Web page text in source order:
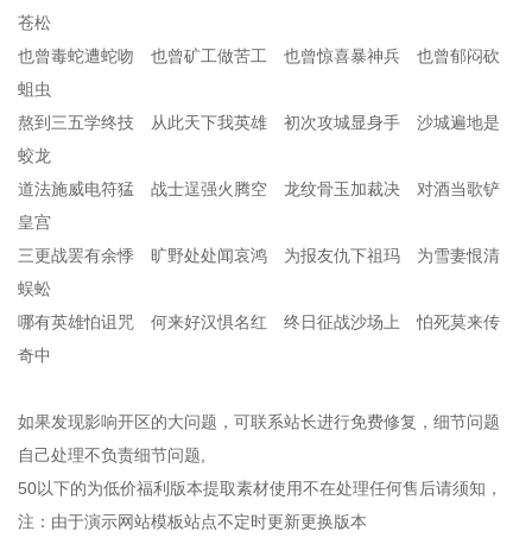
苍松
也曾毒蛇遭蛇吻 也曾矿工做苦工 也曾惊喜暴神兵 也曾郁闷砍
蛆虫
熬到三五学终技 从此天下我英雄 初次攻城显身手 沙城遍地是
蛟龙
道法施威电符猛 战士逞强火腾空 龙纹骨玉加裁决 对酒当歌铲
皇宫
三更战罢有余悸 旷野处处闻哀鸿 为报友仇下祖玛 为雪妻恨清
蜈蚣
哪有英雄怕诅咒 何来好汉惧名红 终日征战沙场上 怕死莫来传
奇中
如果发现影响开区的大问题，可联系站长进行免费修复，细节问题
自己处理不负责细节问题,
50以下的为低价福利版本提取素材使用不在处理任何售后请须知，
注：由于演示网站模板站点不定时更新更换版本